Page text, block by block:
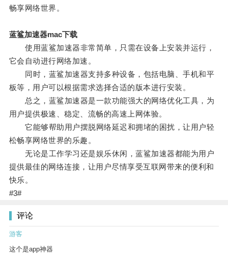
畅享网络世界。
蓝鲨加速器mac下载
使用蓝鲨加速器非常简单，只需在设备上安装并运行，
它会自动进行网络加速。
同时，蓝鲨加速器支持多种设备，包括电脑、手机和平
板等，用户可以根据需求选择合适的版本进行安装。
总之，蓝鲨加速器是一款功能强大的网络优化工具，为
用户提供极速、稳定、流畅的高速上网体验。
它能够帮助用户摆脱网络延迟和拥堵的困扰，让用户轻
松畅享网络世界的乐趣。
无论是工作学习还是娱乐休闲，蓝鲨加速器都能为用户
提供最佳的网络连接，让用户尽情享受互联网带来的便利和
快乐。
#3#
评论
游客
这个是app神器